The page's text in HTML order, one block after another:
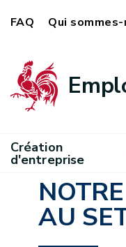
FAQ Qui sommes-
Création
d'entreprise
AU